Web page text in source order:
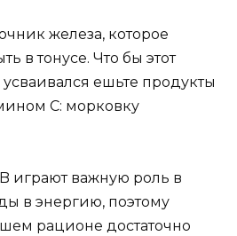
железа, которое
в тонусе. Что бы этот
ешьте продукты
С: морковку
играют важную роль в
в энергию, поэтому
рационе достаточно